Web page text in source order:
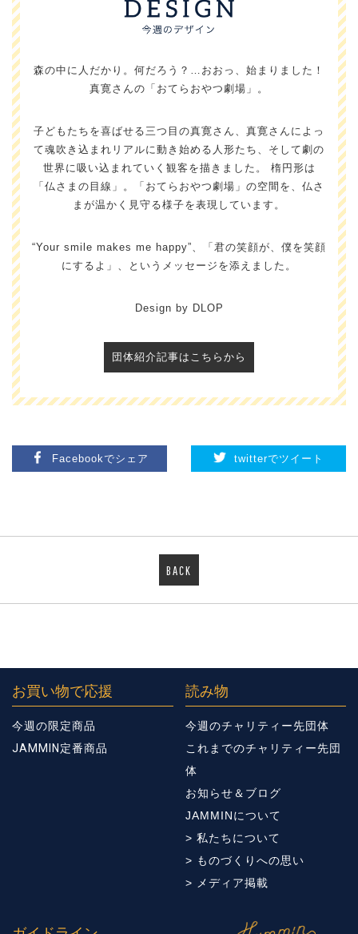
森の中に人だかり。何だろう？…おおっ、始まりました！
真寛さんの「おてらおやつ劇場」。
子どもたちを喜ばせる三つ目の真寛さん、真寛さんによっ
て魂吹き込まれリアルに動き始める人形たち、そして劇の
世界に吸い込まれていく観客を描きました。 楕円形は
「仏さまの目線」。「おてらおやつ劇場」の空間を、仏さ
まが温かく見守る様子を表現しています。
“Your smile makes me happy”、「君の笑顔が、僕を笑顔
にするよ」、というメッセージを添えました。
Design by DLOP
団体紹介記事はこちらから
Facebookでシェア twitterでツイート
BACK
お買い物で応援
今週の限定商品
JAMMIN定番商品
読み物
今週のチャリティー先団体
これまでのチャリティー先団
体
お知らせ＆ブログ
JAMMINについて
> 私たちについて
> ものづくりへの思い
> メディア掲載